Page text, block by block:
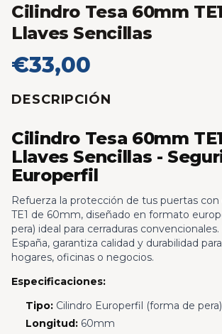
Cilindro Tesa 60mm
Llaves Sencillas
€33,00
DESCRIPCIÓN
Cilindro Tesa 60mm
Llaves Sencillas -
Europerfil
Refuerza la protección de tus puertas con
TE1 de 60mm, diseñado en formato
pera) ideal para cerraduras
España, garantiza calidad y durabilidad
hogares, oficinas o negocios.
Especificaciones:
Tipo:Cilindro Europerfil (forma de pera)
Longitud:60mm